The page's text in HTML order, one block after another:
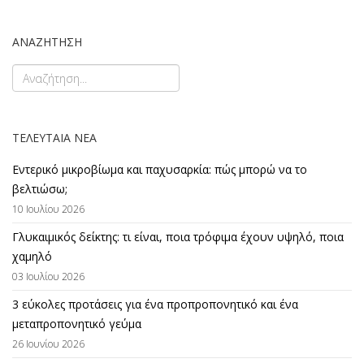
ΑΝΑΖΗΤΗΣΗ
ΤΕΛΕΥΤΑΊΑ ΝΈΑ
Εντερικό μικροβίωμα και παχυσαρκία: πώς μπορώ να το
βελτιώσω;
10 Ιουλίου 2026
Γλυκαιμικός δείκτης: τι είναι, ποια τρόφιμα έχουν υψηλό, ποια
χαμηλό
03 Ιουλίου 2026
3 εύκολες προτάσεις για ένα προπροπονητικό και ένα
μεταπροπονητικό γεύμα
26 Ιουνίου 2026